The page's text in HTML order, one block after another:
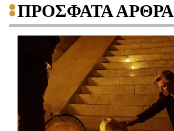
ΠΡΟΣΦΑΤΑ ΑΡΘΡΑ